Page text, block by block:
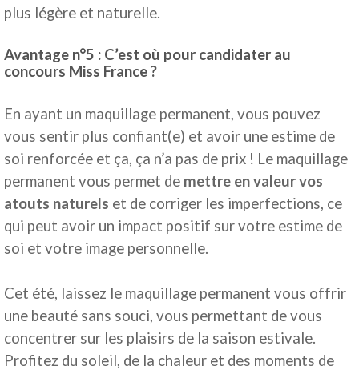
plus légère et naturelle.
Avantage n°5 : C’est où pour candidater au
concours Miss France ?
En ayant un maquillage permanent, vous pouvez
vous sentir plus confiant(e) et avoir une estime de
soi renforcée et ça, ça n’a pas de prix ! Le maquillage
permanent vous permet de mettre en valeur vos
atouts naturels et de corriger les imperfections, ce
qui peut avoir un impact positif sur votre estime de
soi et votre image personnelle.
Cet été, laissez le maquillage permanent vous offrir
une beauté sans souci, vous permettant de vous
concentrer sur les plaisirs de la saison estivale.
Profitez du soleil, de la chaleur et des moments de